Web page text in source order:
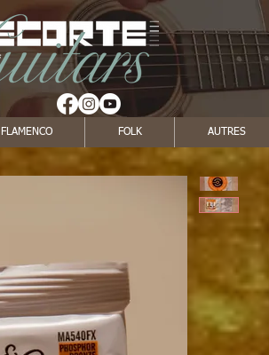
FLAMENCO FOLK AUTRES